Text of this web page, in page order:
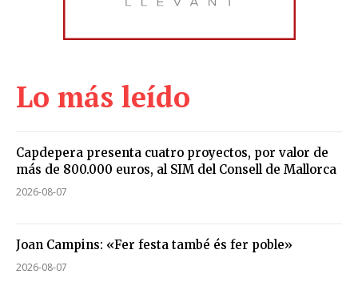
Lo más leído
Capdepera presenta cuatro proyectos, por valor de
más de 800.000 euros, al SIM del Consell de Mallorca
2026-08-07
Joan Campins: «Fer festa també és fer poble»
2026-08-07